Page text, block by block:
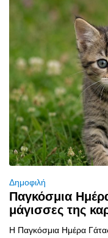
Δημοφιλή
Παγκόσμια
μάγισσες της
Η Παγκόσμια Ημέρα